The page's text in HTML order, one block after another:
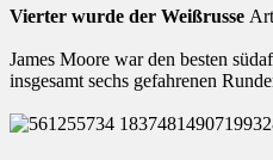
Vierter wurde der Weißrusse
James Moore war den besten
insgesamt sechs gefahrenen